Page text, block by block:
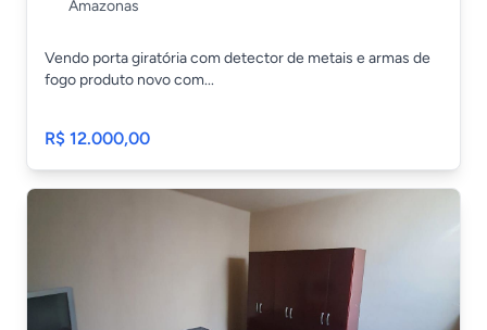
Amazonas
Vendo porta giratória com detector de metais e armas de
fogo produto novo com...
R$ 12.000,00